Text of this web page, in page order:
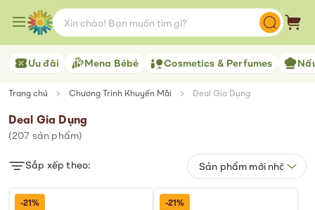
to
Content
Giỏ
Ưu đãi Mena Bébé Cosmetics & Perfumes
Trang chủ Chương Trình Khuyến Mãi Deal Gia Dụng
Deal Gia Dụng
(207 sản phẩm)
Sắp xếp theo:
-21% -21%